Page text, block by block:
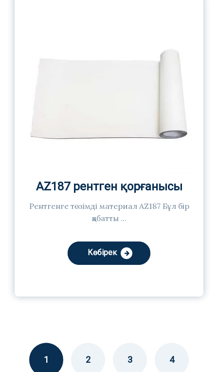
AZ187 рентген қорғанысы
Рентгенге төзімді материал AZ187 Бұл бір
қабатты ...
Көбірек
1 2 3 4